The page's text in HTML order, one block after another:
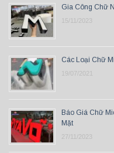
Gia Công Chữ
15/11/2023
Các Loại Chữ
19/07/2021
Báo Giá Chữ
Mặt
27/11/2023